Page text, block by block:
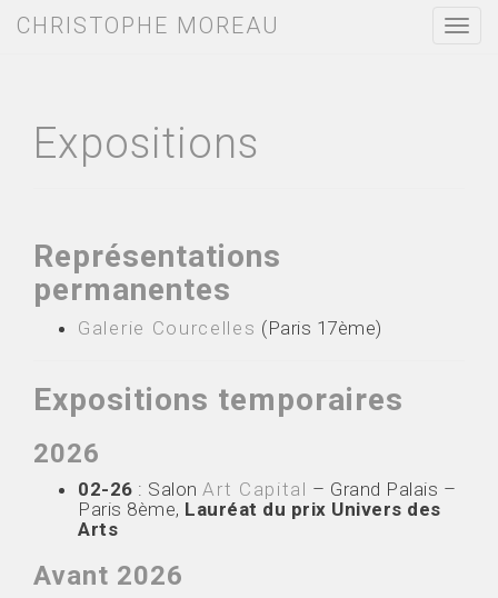
T
CHRISTOPHE MOREAU
Expositions
Représentations
permanentes
Galerie Courcelles (Paris 17ème)
Expositions temporaires
2026
02-26 : Salon Art Capital – Grand Palais –
Paris 8ème, Lauréat du prix Univers des
Arts
Avant 2026